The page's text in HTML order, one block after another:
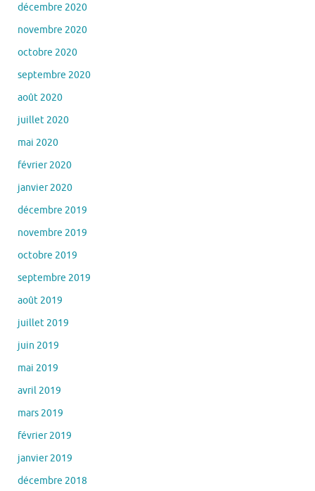
décembre 2020
novembre 2020
octobre 2020
septembre 2020
août 2020
juillet 2020
mai 2020
février 2020
janvier 2020
décembre 2019
novembre 2019
octobre 2019
septembre 2019
août 2019
juillet 2019
juin 2019
mai 2019
avril 2019
mars 2019
février 2019
janvier 2019
décembre 2018